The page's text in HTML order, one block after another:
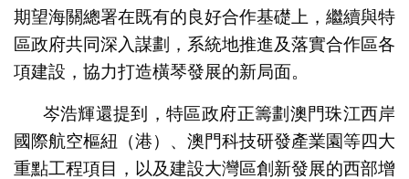
期望海關總署在既有的良好合作基礎上，繼續與特
區政府共同深入謀劃，系統地推進及落實合作區各
項建設，協力打造橫琴發展的新局面。
岑浩輝還提到，特區政府正籌劃澳門珠江西岸
國際航空樞紐（港）、澳門科技研發產業園等四大
重點工程項目，以及建設大灣區創新發展的西部增